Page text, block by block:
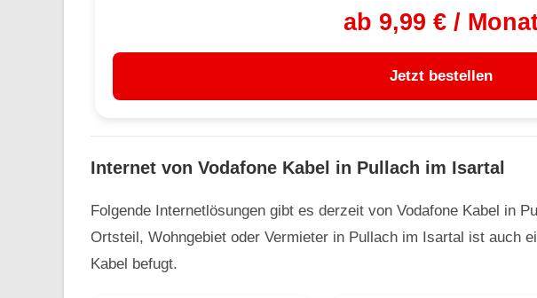
ab 9,99 € /
Jetzt bestellen
Internet von Vodafone Kabel in Pullach im Isartal
Folgende Internetlösungen gibt es derzeit von Vodafone Kabel in
Ortsteil, Wohngebiet oder Vermieter in Pullach im Isartal ist auch
Kabel befugt.